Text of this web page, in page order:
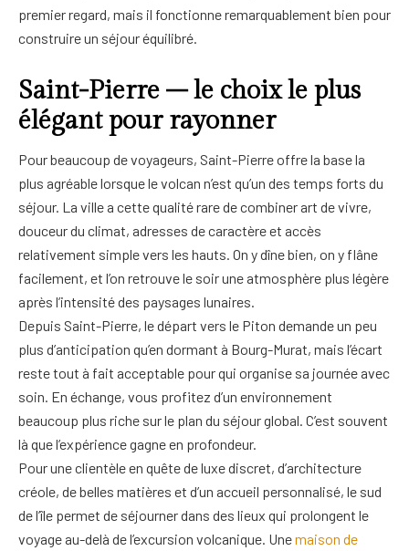
premier regard, mais il fonctionne remarquablement bien pour
construire un séjour équilibré.
Saint-Pierre – le choix le plus
élégant pour rayonner
Pour beaucoup de voyageurs, Saint-Pierre offre la base la
plus agréable lorsque le volcan n’est qu’un des temps forts du
séjour. La ville a cette qualité rare de combiner art de vivre,
douceur du climat, adresses de caractère et accès
relativement simple vers les hauts. On y dîne bien, on y flâne
facilement, et l’on retrouve le soir une atmosphère plus légère
après l’intensité des paysages lunaires.
Depuis Saint-Pierre, le départ vers le Piton demande un peu
plus d’anticipation qu’en dormant à Bourg-Murat, mais l’écart
reste tout à fait acceptable pour qui organise sa journée avec
soin. En échange, vous profitez d’un environnement
beaucoup plus riche sur le plan du séjour global. C’est souvent
là que l’expérience gagne en profondeur.
Pour une clientèle en quête de luxe discret, d’architecture
créole, de belles matières et d’un accueil personnalisé, le sud
de l’île permet de séjourner dans des lieux qui prolongent le
voyage au-delà de l’excursion volcanique. Unemaison de